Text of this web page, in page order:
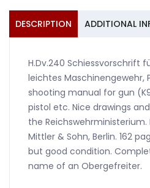
quantity
DESCRIPTION ADDITIONAL
H.Dv.240 Schiessvorschrift
leichtes Maschinengewehr,
shooting manual for gun
pistol etc. Nice drawings
the Reichswehrministerium.
Mittler & Sohn, Berlin. 162
but good condition.
name of an Obergefreiter.